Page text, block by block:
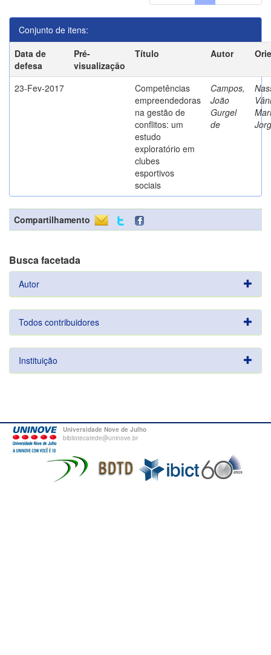
Conjunto de itens:
Data de
defesa
Pré-
visualização
Título Autor
23-Fev-2017
Competências
empreendedoras
na gestão de
conflitos: um
estudo
exploratório em
clubes
esportivos
sociais
Campos,
João
Gurgel
de
Compartilhamento
Busca facetada
Autor
Todos contribuidores
Instituição
Universidade Nove de Julho
bibliotecatede@uninove.br